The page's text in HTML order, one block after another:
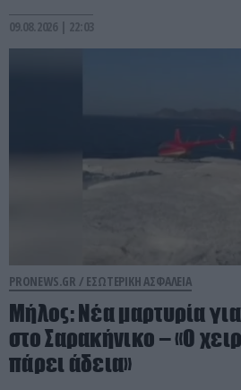
09.08.2026 | 22:03
PRONEWS.GR / ΕΣΩΤΕΡΙΚΗ ΑΣΦΑΛΕΙΑ
Μήλος: Νέα μαρτυρία
στο Σαρακήνικο – «Ο
πάρει άδεια»